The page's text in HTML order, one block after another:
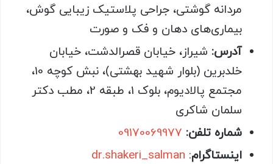
مردانه گوشتی، جراحی پلاستیک زیبایی گوش،
بیماری‌های دهان و فک و صورت
آدرس: شیراز، خیابان قصرالدشت، خیابان
خلدبرین (بلوار شهید بهشتی)، نبش کوچه 10،
مجتمع پالادیوم، بلوک 1، طبقه 2، مطب دکتر
سلمان شاکری
شماره تلفن: 09170069977
اینستاگرام:
dr.shakeri_salman